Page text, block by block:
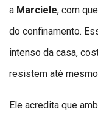
a Marciele, com
do confinamento.
intenso da casa,
resistem até
Ele acredita que